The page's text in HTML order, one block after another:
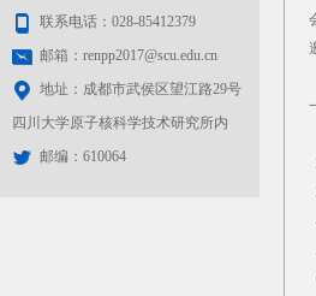
联系电话：028-85412379
邮箱：renpp2017@scu.edu.cn
地址：成都市武侯区望江路29号
四川大学原子核科学技术研究所内
邮编：610064